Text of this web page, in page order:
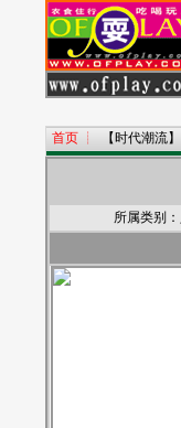
首页┊ 【时代潮流】
所属类别：